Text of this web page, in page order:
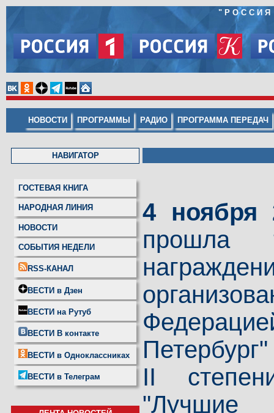
"РОССИЯ
НОВОСТИ ПРОГРАММЫ РАДИО ПРОГРАММА ПЕРЕДАЧ
НАВИГАТОР
ГОСТЕВАЯ КНИГА
НАРОДНАЯ ЛИНИЯ
НОВОСТИ
СОБЫТИЯ НЕДЕЛИ
RSS-КАНАЛ
ВЕСТИ в Дзен
ВЕСТИ на Рутуб
ВЕСТИ В контакте
ВЕСТИ в Одноклассниках
ВЕСТИ в Телеграм
4 ноября
прошла
II
"Лучшие